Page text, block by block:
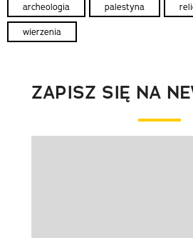
archeologia palestyna
wierzenia
ZAPISZ SIĘ NA